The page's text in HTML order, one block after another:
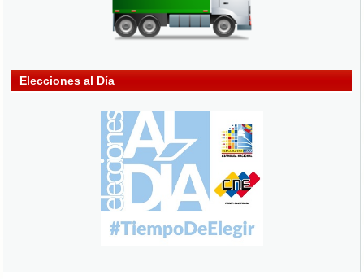
Elecciones al Día